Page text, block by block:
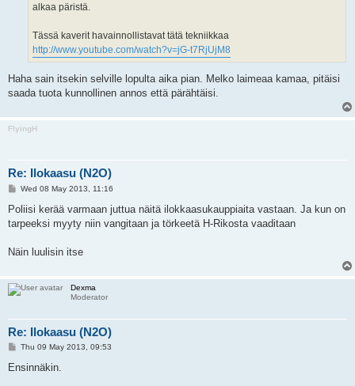
alkaa päristä.
Tässä kaverit havainnollistavat tätä tekniikkaa
http://www.youtube.com/watch?v=jG-t7RjUjM8
Haha sain itsekin selville lopulta aika pian. Melko laimeaa kamaa, pitäisi
saada tuota kunnollinen annos että pärähtäisi.
FlyingH
Re: Ilokaasu (N2O)
P
s
Wed 08 May 2013, 11:16
Poliisi kerää varmaan juttua näitä ilokkaasukauppiaita vastaan. Ja kun on
tarpeeksi myyty niin vangitaan ja törkeetä H-Rikosta vaaditaan
Näin luulisin itse
Dexma
Moderator
Re: Ilokaasu (N2O)
P
s
Thu 09 May 2013, 09:53
Ensinnäkin.